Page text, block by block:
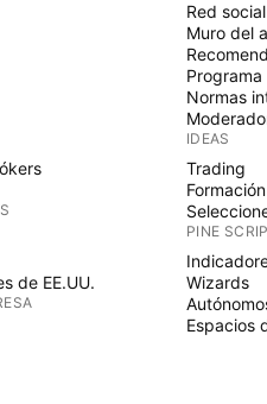
de EE.UU.
Red social
Muro del
Normas
IDEAS
Trading
Formación
PINE
Wizards
Espacios